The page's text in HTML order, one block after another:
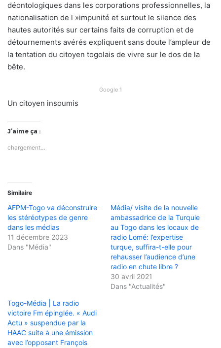
déontologiques dans les corporations professionnelles, la
nationalisation de l »impunité et surtout le silence des
hautes autorités sur certains faits de corruption et de
détournements avérés expliquent sans doute l’ampleur de
la tentation du citoyen togolais de vivre sur le dos de la
bête.
Google 1
Un citoyen insoumis
J’aime ça :
chargement…
Similaire
AFPM-Togo va déconstruire
les stéréotypes de genre
dans les médias
11 décembre 2023
Dans "Média"
Média/ visite de la nouvelle
ambassadrice de la Turquie
au Togo dans les locaux de
radio Lomé: l’expertise
turque, suffira-t-elle pour
rehausser l’audience d’une
radio en chute libre ?
30 avril 2021
Dans "Actualités"
Togo-Média | La radio
victoire Fm épinglée. « Audi
Actu » suspendue par la
HAAC suite à une émission
avec l’opposant François